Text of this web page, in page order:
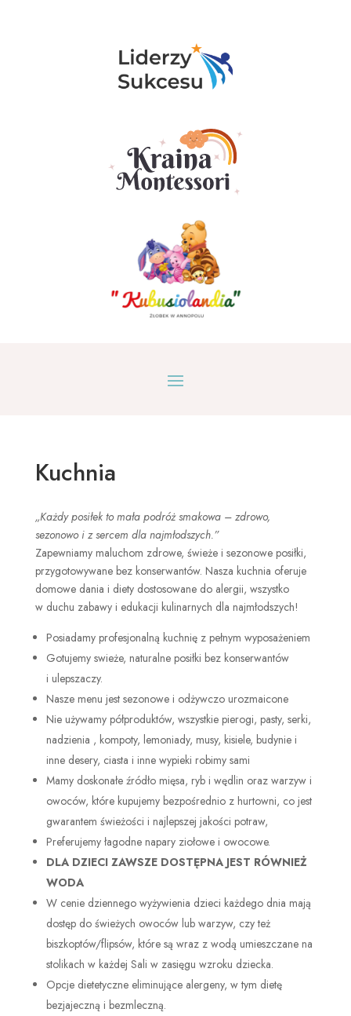
Kuchnia
„Każdy posiłek to mała podróż smakowa – zdrowo,
sezonowo i z sercem dla najmłodszych.”
Zapewniamy maluchom zdrowe, świeże i sezonowe posiłki,
przygotowywane bez konserwantów. Nasza kuchnia oferuje
domowe dania i diety dostosowane do alergii, wszystko
w duchu zabawy i edukacji kulinarnych dla najmłodszych!
Posiadamy profesjonalną kuchnię z pełnym wyposażeniem
Gotujemy swieże, naturalne posiłki bez konserwantów
i ulepszaczy.
Nasze menu jest sezonowe i odżywczo urozmaicone
Nie używamy półproduktów, wszystkie pierogi, pasty, serki,
nadzienia , kompoty, lemoniady, musy, kisiele, budynie i
inne desery, ciasta i inne wypieki robimy sami
Mamy doskonałe źródło mięsa, ryb i wędlin oraz warzyw i
owoców, które kupujemy bezpośrednio z hurtowni, co jest
gwarantem świeżości i najlepszej jakości potraw,
Preferujemy łagodne napary ziołowe i owocowe.
DLA DZIECI ZAWSZE DOSTĘPNA JEST RÓWNIEŻ
WODA
W cenie dziennego wyżywienia dzieci każdego dnia mają
dostęp do świeżych owoców lub warzyw, czy też
biszkoptów/flipsów, które są wraz z wodą umieszczane na
stolikach w każdej Sali w zasięgu wzroku dziecka.
Opcje dietetyczne eliminujące alergeny, w tym dietę
bezjajeczną i bezmleczną.